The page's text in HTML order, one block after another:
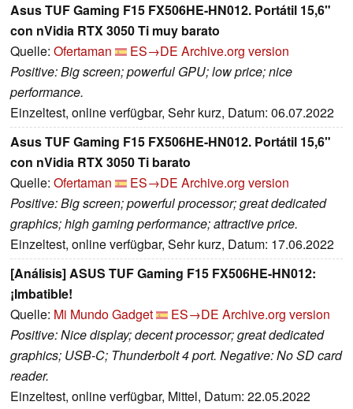
Asus TUF Gaming F15 FX506HE-HN012. Portátil 15,6"
con nVidia RTX 3050 Ti muy barato
Quelle: Ofertaman ES→DE Archive.org version
Positive: Big screen; powerful GPU; low price; nice
performance.
Einzeltest, online verfügbar, Sehr kurz, Datum: 06.07.2022
Asus TUF Gaming F15 FX506HE-HN012. Portátil 15,6"
con nVidia RTX 3050 Ti barato
Quelle: Ofertaman ES→DE Archive.org version
Positive: Big screen; powerful processor; great dedicated
graphics; high gaming performance; attractive price.
Einzeltest, online verfügbar, Sehr kurz, Datum: 17.06.2022
[Análisis] ASUS TUF Gaming F15 FX506HE-HN012:
¡Imbatible!
Quelle: Mi Mundo Gadget ES→DE Archive.org version
Positive: Nice display; decent processor; great dedicated
graphics; USB-C; Thunderbolt 4 port. Negative: No SD card
reader.
Einzeltest, online verfügbar, Mittel, Datum: 22.05.2022